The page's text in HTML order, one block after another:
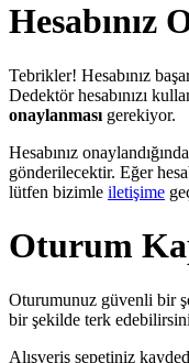
Hesabınız
Tebrikler! Hesabınız
Dedektör hesabınızı
onaylanması gerekiyor.
Hesabınız
gönderilecektir. Eğer
lütfen bizimle iletişime
Oturum
Oturumunuz güvenli bir
bir şekilde terk
Alışveriş sepetiniz